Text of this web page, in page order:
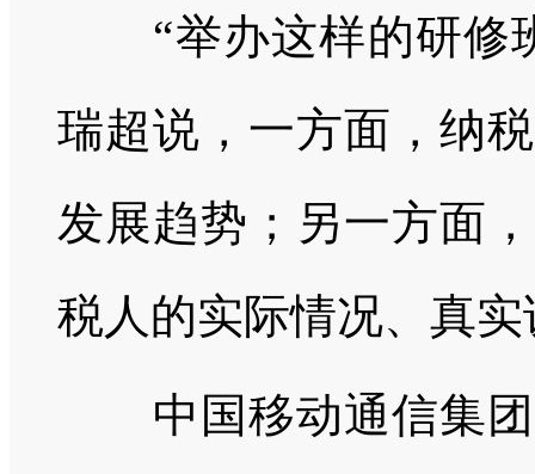
“举办这样的研修
瑞超说，一方面，纳
发展趋势；另一方面
税人的实际情况、真
中国移动通信集团